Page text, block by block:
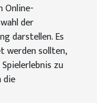
Online-
der
darstellen. Es
werden sollten,
zu
die